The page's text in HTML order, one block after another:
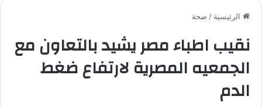
الرئيسية / صحة
نقيب اطباء مصر يشيد بالتعاون مع
الجمعيه المصرية لارتفاع ضغط
الدم